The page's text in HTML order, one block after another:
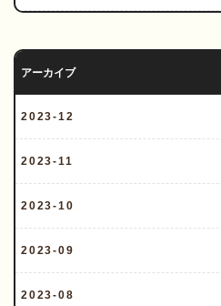
アーカイブ
2023-12
2023-11
2023-10
2023-09
2023-08